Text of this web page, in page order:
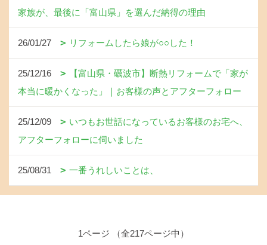
家族が、最後に「富山県」を選んだ納得の理由
26/01/27 リフォームしたら娘が○○した！
25/12/16
【富山県・礪波市】断熱リフォームで「家が
本当に暖かくなった」｜お客様の声とアフターフォロー
25/12/09
いつもお世話になっているお客様のお宅へ、
アフターフォローに伺いました
25/08/31 一番うれしいことは、
1ページ （全217ページ中）